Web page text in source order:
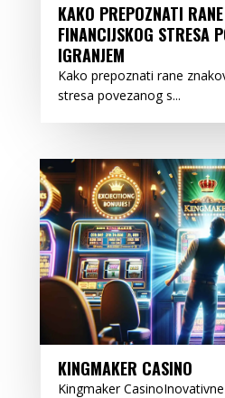
KAKO PREPOZNATI
FINANCIJSKOG STRESA
IGRANJEM
Kako prepoznati rane
stresa povezanog s...
KINGMAKER CASINO
Kingmaker